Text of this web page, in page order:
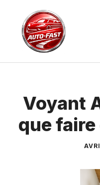
contenu
Voyant
que